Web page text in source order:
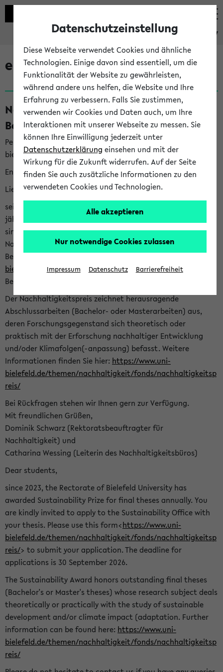
eKVV
eKVV News
Nachhaltigkeitspreis 2026:
Bewerbungsphase gestartet (06.08.26)
Per E-Mail eingestellt von nachhaltigkeitsbuero@uni-
bielefeld.de an den Verteiler 'Alle Studierenden':
English version below
Liebe Studierende,
seit 2023 verleiht das Rektorat der Universität Bielefeld
jährlich den Nachhaltigkeitspreis für Abschlussarbeiten. Sie
sind herzlich eingeladen sich mit Ihrer Abschlussarbeit beim
Nachhaltigkeitsbüro zu bewerben. Bitte nutzen Sie für Ihre
Bewerbung dieses Formular<https://formulare.uni-
bielefeld.de/frontend-server/form/provide/913/>. Die
Bewerbungsfrist endet am 30.09.2026.
Der Nachhaltigkeitspreis zeichnet herausragende
Abschlussarbeiten (Bachelor- oder Masterarbeiten) aus,
deren Forschungsgegenstand sich theoretisch oder
praktisch mit der Erforschung nachhaltiger Entwicklung
und/oder Klimafolgen(-anpassung) befasst. Weitere
Informationen finden Sie hier: https://www.uni-
bielefeld.de/themen/nachhaltigkeit/fonds/nachhaltigkeitsp
reis/
Bei Rückfragen stehen wir Ihnen gern zur Verfügung.
Mit freundlichen Grüßen,
Dominik Schwarz (Rektoratsbeauftragter für
Nachhaltigkeit) und
Catharina Wessing (Leiterin des Nachhaltigkeitsbüros)
Dear students,
since 2023, the Rectorate of Bielefeld University has
awarded Sustainability Prize for final theses annually. You
are kindly invited to apply to the Sustainability Office with
your thesis. Please use this form<https://www.uni-
bielefeld.de/themen/nachhaltigkeit/fonds/nachhaltigkeitsp
reis/> to submit your application. The deadline for
applications is 30 September 2026.
The Sustainability Award honors outstanding final theses
(Bachelor's or Master's theses) whose research subject deals
theoretically or practically with the study of sustainable
development and/or climate impact (adaptation. Further
information can be found here: https://www.uni-
bielefeld.de/themen/nachhaltigkeit/fonds/nachhaltigkeitsp
reis/
Datenschutzeinstellung
Diese Webseite verwendet Cookies und ähnliche
Technologien. Einige davon sind essentiell, um die
Funktionalität der Website zu gewährleisten,
während andere uns helfen, die Website und Ihre
Erfahrung zu verbessern. Falls Sie zustimmen,
verwenden wir Cookies und Daten auch, um Ihre
Interaktionen mit unserer Webseite zu messen. Sie
können Ihre Einwilligung jederzeit unter
Datenschutzerklärung einsehen und mit der
Wirkung für die Zukunft widerrufen. Auf der Seite
finden Sie auch zusätzliche Informationen zu den
verwendeten Cookies und Technologien.
Alle akzeptieren
Nur notwendige Cookies zulassen
Impressum Datenschutz Barrierefreiheit